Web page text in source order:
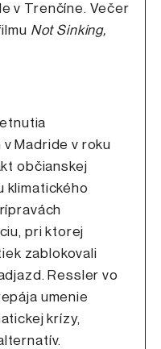
v Trenčíne. Večer
Not Sinking,
Madride v roku
občianskej
klimatického
pri ktorej
zablokovali
Ressler vo
umenie
krízy,